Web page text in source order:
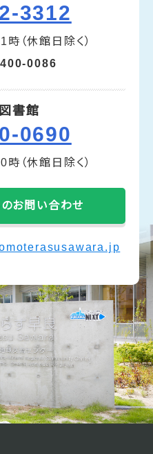
3312
（休館日除く）
400-0086
書館
0690
（休館日除く）
のお問い合わせ